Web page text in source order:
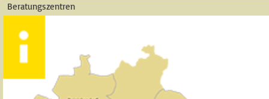
Beratungszentren